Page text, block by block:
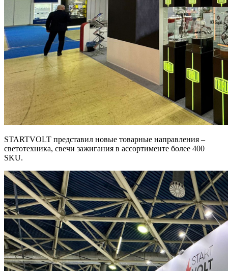
STARTVOLT представил новые товарные направления –
светотехника, свечи зажигания в ассортименте более 400
SKU.